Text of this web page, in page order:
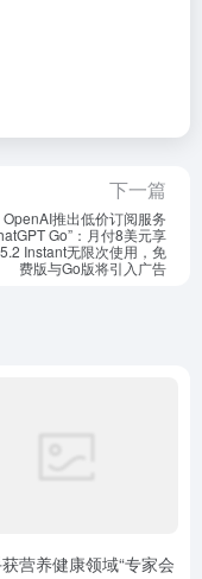
下一篇
OpenAI推出低价订阅服务
Go”：月付8美元享
Instant无限次使用，免
费版与Go版将引入广告
营养健康领域“专家会